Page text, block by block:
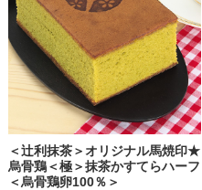
＜辻利抹茶＞オリジナル馬焼印★
烏骨鶏＜極＞抹茶かすてらハーフ
＜烏骨鶏卵100％＞